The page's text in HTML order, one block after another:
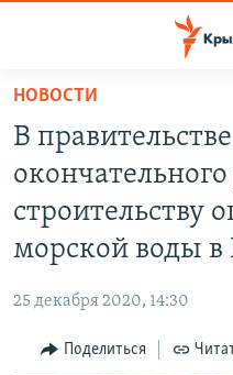
Вернуться
основному
содержанию
главной
Вернутся
поиску
СПЕЦПРОЕКТЫ
КАРТА ВОЕННЫХ ОБЪЕКТОВ
ИНТЕРАКТИВ
ИНФОГРАФИКА
РАДІО СВОБОДА
КАК ОБОЙТИ
НОВОСТИ
В
строительству
морской воды
25 декабря 2020, 14:30
Поделиться